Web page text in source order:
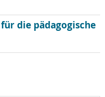
die pädagogische